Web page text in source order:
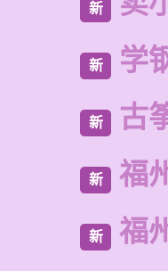
新
新 学
新 古
新 福
新 福